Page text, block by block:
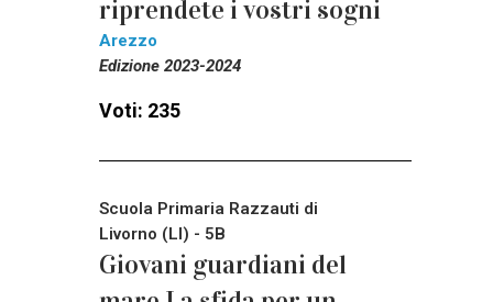
riprendete i vostri sogni
Arezzo
Edizione 2023-2024
Voti: 235
Scuola Primaria Razzauti di
Livorno (LI) - 5B
Giovani guardiani del